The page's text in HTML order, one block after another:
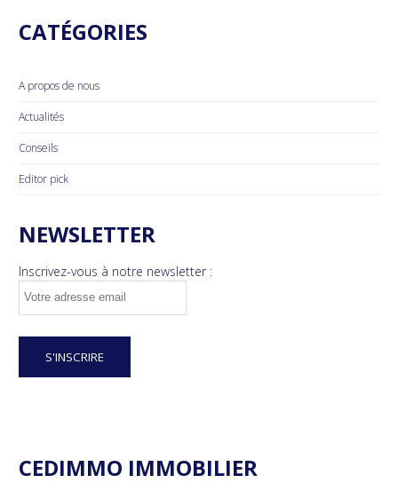
CATÉGORIES
A propos de nous
Actualités
Conseils
Editor pick
NEWSLETTER
Inscrivez-vous à notre newsletter :
CEDIMMO IMMOBILIER